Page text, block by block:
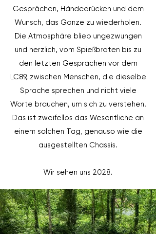
Gesprächen, Händedrücken und dem
Wunsch, das Ganze zu wiederholen.
Die Atmosphäre blieb ungezwungen
und herzlich, vom Spießbraten bis zu
den letzten Gesprächen vor dem
LC89, zwischen Menschen, die dieselbe
Sprache sprechen und nicht viele
Worte brauchen, um sich zu verstehen.
Das ist zweifellos das Wesentliche an
einem solchen Tag, genauso wie die
ausgestellten Chassis.
Wir sehen uns 2028.